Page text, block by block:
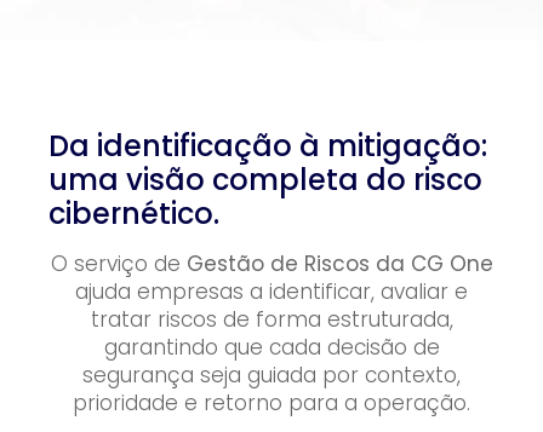
Da identificação à mitigação:
uma visão completa do risco
cibernético.
O serviço de Gestão de Riscos da CG One
ajuda empresas a identificar, avaliar e
tratar riscos de forma estruturada,
garantindo que cada decisão de
segurança seja guiada por contexto,
prioridade e retorno para a operação.